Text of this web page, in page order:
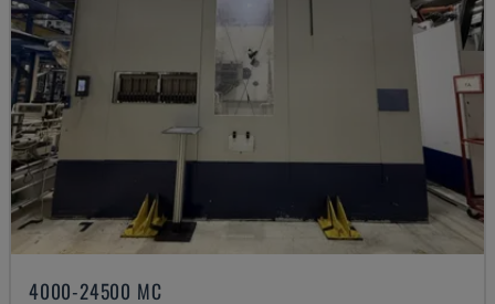
4000-24500 MC